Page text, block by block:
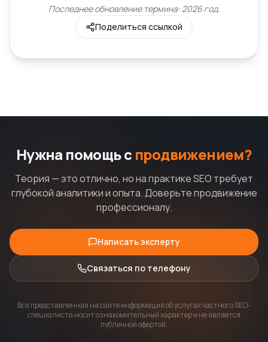
Последнее обновление термина: 2026 год.
Поделиться ссылкой
Нужна помощь с продвижением?
Теория — это отлично, но на практике SEO требует
глубокой аналитики и опыта. Доверьте продвижение
профессионалу.
Написать эксперту
Связаться по телефону
Вся представленная на сайте информация об услугах частного SEO-
специалиста носит ознакомительный характер и не является
публичной офертой.